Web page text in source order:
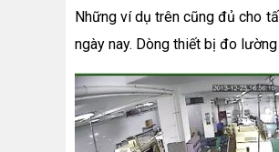
Những ví dụ trên cũng đủ cho
ngày nay. Dòng thiết bị đo